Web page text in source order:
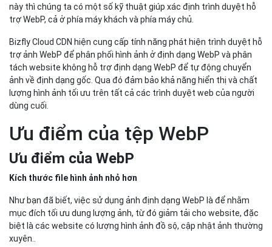
này thì chúng ta có một số kỹ thuật giúp xác định trình duyệt hỗ
trợ WebP, cả ở phía máy khách và phía máy chủ.
Bizfly Cloud CDN hiện cung cấp tính năng phát hiện trình duyệt hỗ
trợ ảnh WebP để phân phối hình ảnh ở định dạng WebP và phân
tách website không hỗ trợ định dạng WebP để tự động chuyển
ảnh về định dạng gốc. Qua đó đảm bảo khả năng hiển thị và chất
lượng hình ảnh tối ưu trên tất cả các trình duyệt web của người
dùng cuối.
Ưu điểm của tệp WebP
Ưu điểm của WebP
Kích thước file hình ảnh nhỏ hơn
Như bạn đã biết, việc sử dụng ảnh định dạng WebP là để nhằm
mục đích tối ưu dung lượng ảnh, từ đó giảm tải cho website, đặc
biệt là các website có lượng hình ảnh đồ sộ, cập nhật ảnh thường
xuyên..